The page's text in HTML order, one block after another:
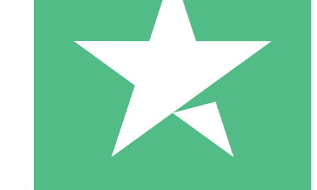
Individuella Kreditpaket
Betala per användning med nedladdningskrediter. Inget
1 Nedladdningar
10 00